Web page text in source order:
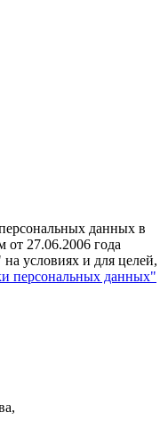
данных в
от 27.06.2006 года
условиях и для целей,
персональных данных"